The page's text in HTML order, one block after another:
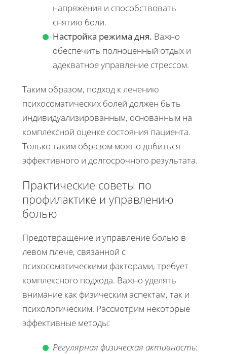
напряжения и способствовать
снятию боли.
Настройка режима дня. Важно
обеспечить полноценный отдых и
адекватное управление стрессом.
Таким образом, подход к лечению
психосоматических болей должен быть
индивидуализированным, основанным на
комплексной оценке состояния пациента.
Только таким образом можно добиться
эффективного и долгосрочного результата.
Практические советы по
профилактике и управлению
болью
Предотвращение и управление болью в
левом плече, связанной с
психосоматическими факторами, требует
комплексного подхода. Важно уделять
внимание как физическим аспектам, так и
психологическим. Рассмотрим некоторые
эффективные методы:
Регулярная физическая активность: